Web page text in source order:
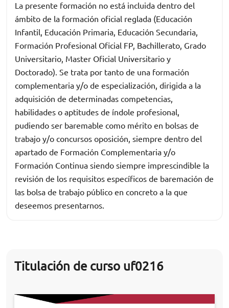
La presente formación no está incluida dentro del
ámbito de la formación oficial reglada (Educación
Infantil, Educación Primaria, Educación Secundaria,
Formación Profesional Oficial FP, Bachillerato, Grado
Universitario, Master Oficial Universitario y
Doctorado). Se trata por tanto de una formación
complementaria y/o de especialización, dirigida a la
adquisición de determinadas competencias,
habilidades o aptitudes de índole profesional,
pudiendo ser baremable como mérito en bolsas de
trabajo y/o concursos oposición, siempre dentro del
apartado de Formación Complementaria y/o
Formación Continua siendo siempre imprescindible la
revisión de los requisitos específicos de baremación de
las bolsa de trabajo público en concreto a la que
deseemos presentarnos.
Titulación de curso uf0216